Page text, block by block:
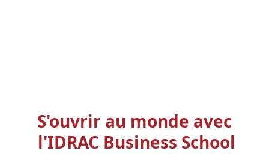
S'ouvrir au monde avec
l'IDRAC Business School